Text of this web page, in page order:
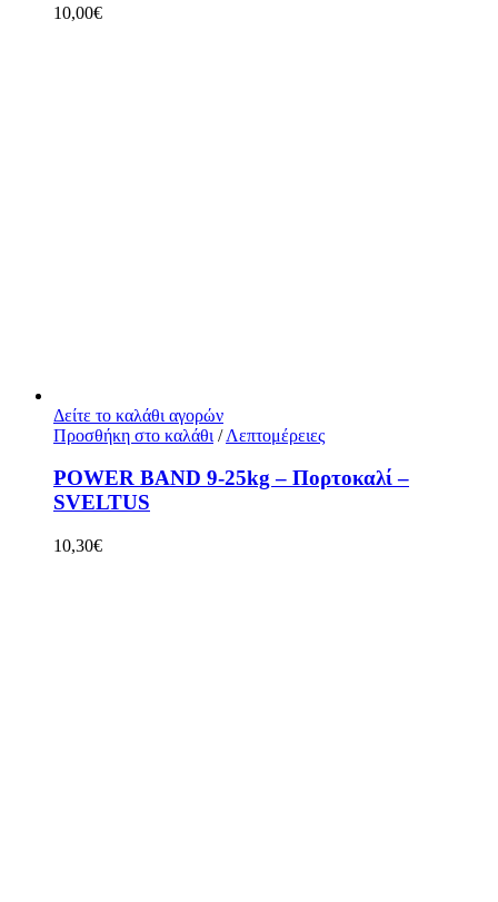
10,00€
Δείτε το καλάθι αγορών
Προσθήκη στο καλάθι / Λεπτομέρειες
POWER BAND 9-25kg – Πορτοκαλί –
SVELTUS
10,30€